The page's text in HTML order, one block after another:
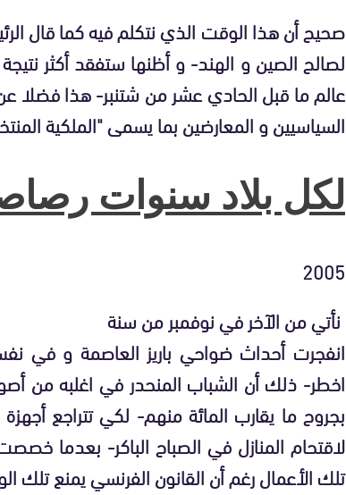
صحيح أن هذا الوقت الذي نتكلم فيه كما قال
لصالح الصين و الهند- و أظنها ستفقد أكثر
عالم ما قبل الحادي عشر من شتنبر- هذا فضلا
السياسيين و المعارضين بما يسمى "الملكية
لكل بلاد سنوات
2005
نأتي من الآخر في نوفمبر من سنة
انفجرت أحداث ضواحي باريز العاصمة و في
اخطر- ذلك أن الشباب المنحدر في اغلبه من
بجروح ما يقارب المائة منهم- لكي تتراجع
لاقتحام المنازل في الصباح الباكر-
تلك الأعمال رغم أن القانون الفرنسي يمنع تلك